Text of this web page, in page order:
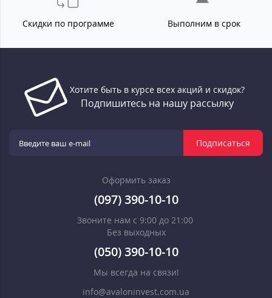
Скидки по программе Выполним в срок
Хотите быть в курсе всех акций и скидок?
Подпишитесь на нашу рассылку
Подписаться
Оформить заказ
(097) 390-10-10
Звоните нам с 9:00 до 21:00
Без выходных
(050) 390-10-10
Мы всегда на связи!
info@avaloninvest.com.ua